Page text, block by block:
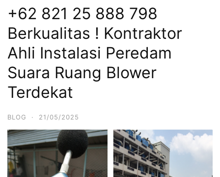
+62 821 25 888 798
Berkualitas ! Kontraktor
Ahli Instalasi Peredam
Suara Ruang Blower
Terdekat
BLOG · 21/05/2025